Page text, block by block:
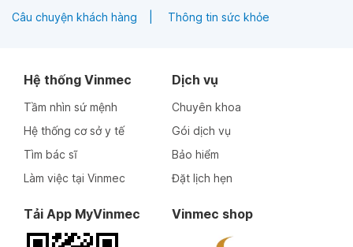
Câu chuyện khách hàng Thông tin sức khỏe
Hệ thống Vinmec
Tầm nhìn sứ mệnh
Hệ thống cơ sở y tế
Tìm bác sĩ
Làm việc tại Vinmec
Dịch vụ
Chuyên khoa
Gói dịch vụ
Bảo hiểm
Đặt lịch hẹn
Tải App MyVinmec Vinmec shop